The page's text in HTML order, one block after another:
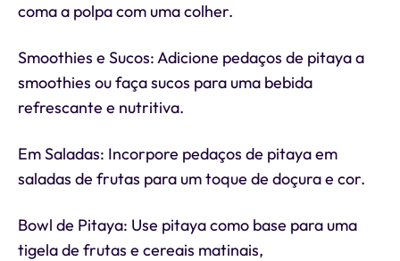
coma a polpa com uma colher.
Smoothies e Sucos: Adicione pedaços de pitaya a
smoothies ou faça sucos para uma bebida
refrescante e nutritiva.
Em Saladas: Incorpore pedaços de pitaya em
saladas de frutas para um toque de doçura e cor.
Bowl de Pitaya: Use pitaya como base para uma
tigela de frutas e cereais matinais,